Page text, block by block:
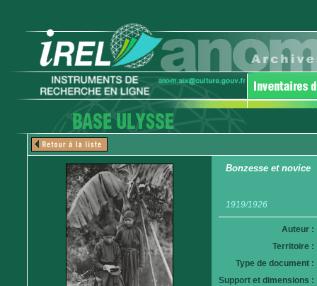
Bonzesse et novice
1919/1926
Auteur :
Territoire :
Type de document :
Support et dimensions :